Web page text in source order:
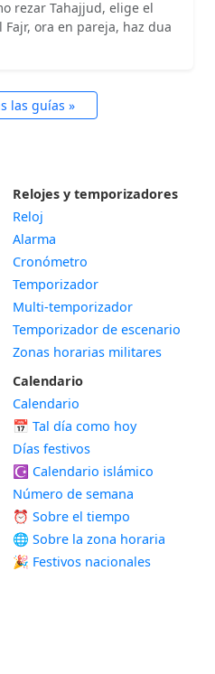
rezar Tahajjud, elige el
ora en pareja, haz dua
las guías »
Relojes y temporizadores
Reloj
Alarma
Cronómetro
Temporizador
Multi-temporizador
Temporizador de escenario
Zonas horarias militares
Calendario
Calendario
📅 Tal día como hoy
Días festivos
☪️ Calendario islámico
Número de semana
⏰ Sobre el tiempo
🌐 Sobre la zona horaria
🎉 Festivos nacionales